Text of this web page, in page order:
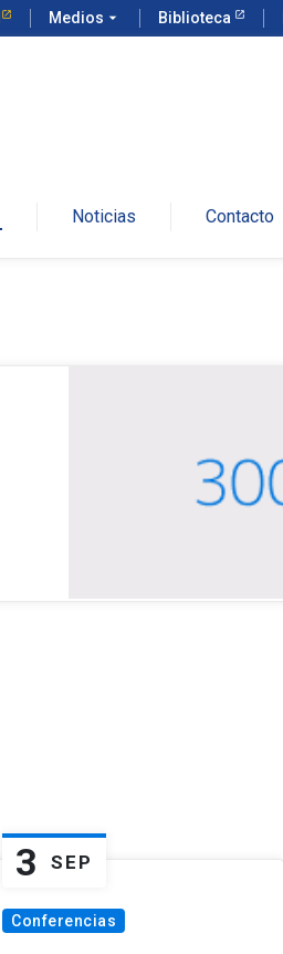
Medios arrow_drop_down Biblioteca
Noticias Contacto
3 SEP
Conferencias